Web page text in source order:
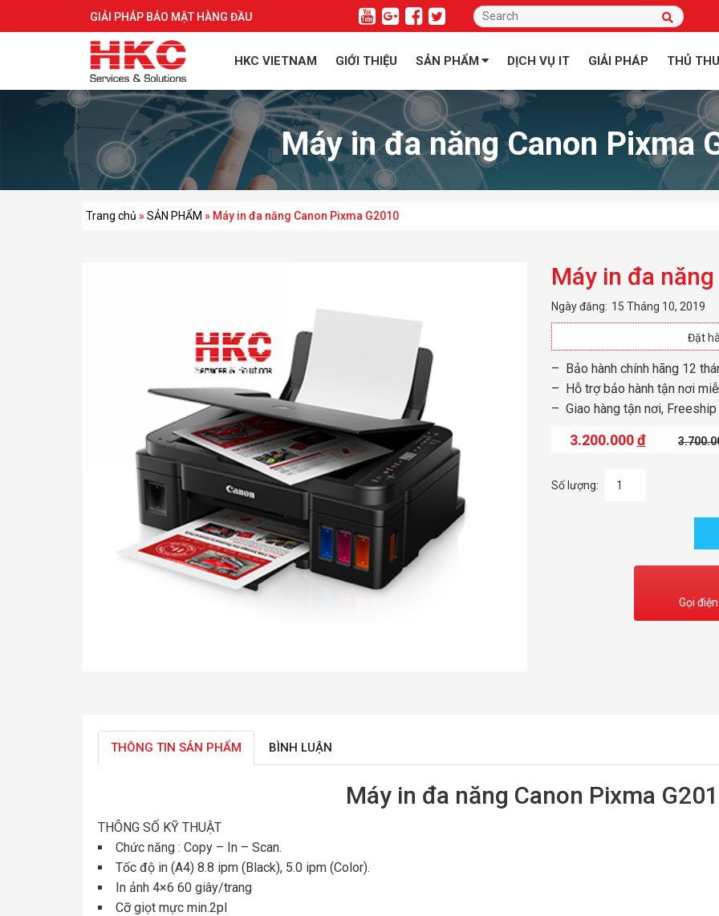
GIẢI PHÁP BẢO MẬT HÀNG ĐẦU
HKC VIETNAM GIỚI THIỆU SẢN PHẨM DỊCH VỤ IT GIẢI PHÁP THỦ
Máy in đa năng Canon Pixma
Trang chủ »SẢN PHẨM » Máy in đa năng Canon Pixma G2010
Máy in đa
Ngày đăng: 15 Tháng 10, 2019
Đặt
– Bảo hành chính hãng 12
– Hỗ trợ bảo hành tận nơi
– Giao hàng tận nơi,
3.200.000đ
Số lượng:
Gọi
THÔNG TIN SẢN PHẨM BÌNH LUẬN
Máy in đa năng Canon Pixma
THÔNG SỐ KỸ THUẬT
Chức năng : Copy – In – Scan.
Tốc độ in (A4) 8.8 ipm (Black), 5.0 ipm (Color).
In ảnh 4×6 60 giây/trang
Cỡ giọt mực min.2pl